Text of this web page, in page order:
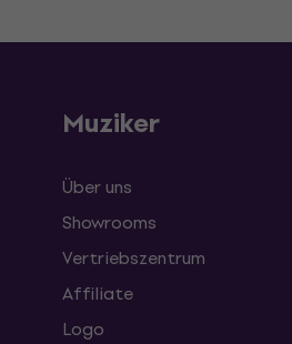
Muziker
Über uns
Showrooms
Vertriebszentrum
Affiliate
Logo